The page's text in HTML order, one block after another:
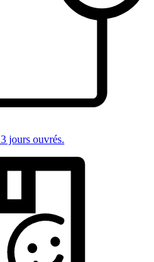
jours ouvrés.